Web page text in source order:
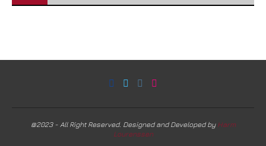
@2023 - All Right Reserved. Designed and Developed by Harm
Lourenssen